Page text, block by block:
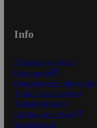
Info
S-Business yrityksille
Oiva-raportit
Osuuskauppojen yhteystiedot
Tilaus- ja toimitusehdot
Tietosuojakäytäntö
Palvelun käyttöehdot
Saavutettavuus